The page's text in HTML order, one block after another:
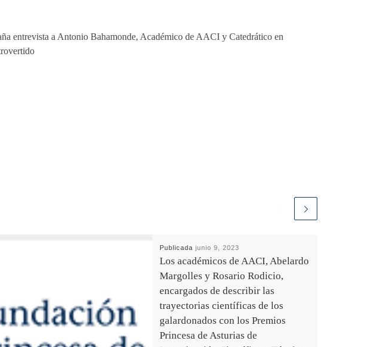
entrevista a Antonio Bahamonde, Académico de AACI y Catedrático en
Publicada junio 9, 2023
Los académicos de AACI, Abelardo
Margolles y Rosario Rodicio,
encargados de describir las
trayectorias científicas de los
galardonados con los Premios
Princesa de Asturias de